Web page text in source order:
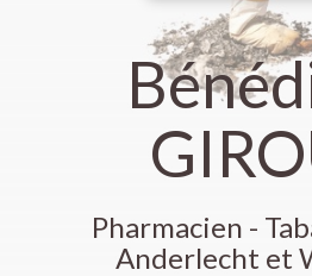
Pharmacien -
Anderlecht et